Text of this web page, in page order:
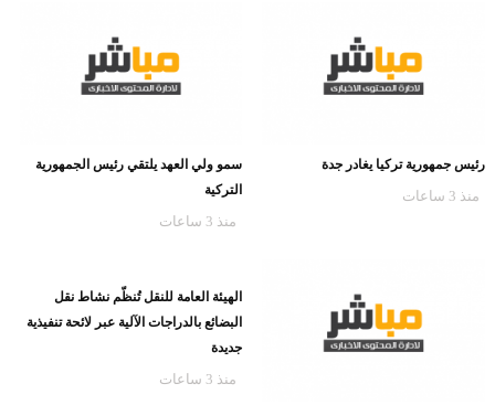
رئيس جمهورية تركيا يغادر جدة
منذ 3 ساعات
سمو ولي العهد يلتقي رئيس الجمهورية
التركية
منذ 3 ساعات
الهيئة العامة للنقل تُنظّم نشاط نقل
البضائع بالدراجات الآلية عبر لائحة تنفيذية
جديدة
منذ 3 ساعات